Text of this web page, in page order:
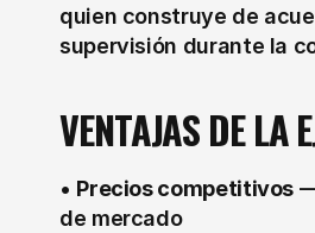
quien construye de
supervisión durante la
VENTAJAS DE LA
• Precios competitivos
de mercado